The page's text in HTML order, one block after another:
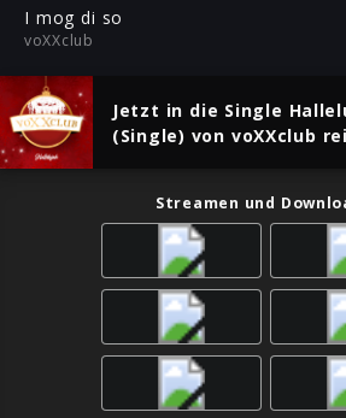
I mog di so
voXXclub
Jetzt in die Single
(Single) von voXXclub
Streamen und